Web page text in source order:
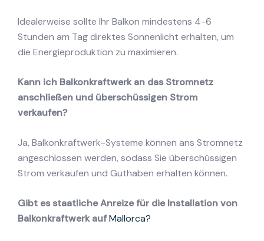
Idealerweise sollte Ihr Balkon mindestens 4-6
Stunden am Tag direktes Sonnenlicht erhalten, um
die Energieproduktion zu maximieren.
Kann ich Balkonkraftwerk an das Stromnetz
anschließen und überschüssigen Strom
verkaufen?
Ja, Balkonkraftwerk-Systeme können ans Stromnetz
angeschlossen werden, sodass Sie überschüssigen
Strom verkaufen und Guthaben erhalten können.
Gibt es staatliche Anreize für die Installation von
Balkonkraftwerk aufMallorca?